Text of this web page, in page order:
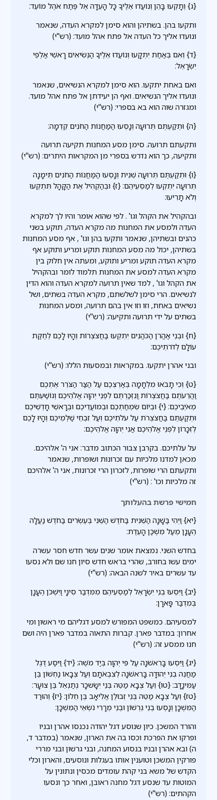
{ג} וְתָקְעוּ בָּהֵן וְנוֹעֲדוּ אֵלֶיךָ כָּל הָעֵדָה אֶל פֶּתַח אֹהֶל מוֹעֵד:
ותקעו בהן. בשתיהן והוא סימן למקרא העדה, שנאמר
ונועדו אליך כל העדה אל פתח אהל מועד: (רש"י)
{ד} וְאִם בְּאַחַת יִתְקָעוּ וְנוֹעֲדוּ אֵלֶיךָ הַנְּשִׂיאִים רָאשֵׁי אַלְפֵי
יִשְׂרָאֵל:
ואם באחת יתקעו. הוא סימן למקרא הנשיאים, שנאמר
ונועדו אליך הנשיאים. ואף הן יעידתן אל פתח אהל מועד.
ומגזרה שוה הוא בא בספרי: (רש"י)
{ה} וּתְקַעְתֶּם תְּרוּעָה וְנָסְעוּ הַמַּחֲנוֹת הַחֹנִים קֵדְמָה:
ותקעתם תרועה. סימן מסע המחנות תקיעה תרועה
ותקיעה, כך הוא נדרש בספרי מן המקראות היתרים: (רש"י)
{ו} וּתְקַעְתֶּם תְּרוּעָה שֵׁנִית וְנָסְעוּ הַמַּחֲנוֹת הַחֹנִים תֵּימָנָה
תְּרוּעָה יִתְקְעוּ לְמַסְעֵיהֶם: {ז} וּבְהַקְהִיל אֶת הַקָּהָל תִּתְקְעוּ
וְלֹא תָרִיעוּ:
ובהקהיל את הקהל וגו' . לפי שהוא אומר והיו לך למקרא
העדה ולמסע את המחנות מה מקרא העדה, תוקע בשני
כהנים ובשתיהן, שנאמר ותקעו בהן וגו' , אף מסע המחנות
בשתיהן, יכול מה מסע המחנות תוקע ומריע ותוקע אף
מקרא העדה תוקע ומריע ותוקע, ומעתה אין חלוק בין
מקרא העדה למסע את המחנות תלמוד לומר ובהקהיל
את הקהל וגו' , למד שאין תרועה למקרא העדה והוא הדין
לנשיאים. הרי סימן לשלשתם, מקרא העדה בשתים, ושל
נשיאים באחת, וזו וזו אין בהם תרועה, ומסע המחנות
בשתים על ידי תרועה ותקיעה: (רש"י)
{ח} וּבְנֵי אַהֲרֹן הַכֹּהֲנִים יִתְקְעוּ בַּחֲצֹצְרוֹת וְהָיוּ לָכֶם לְחֻקַּת
עוֹלָם לְדֹרֹתֵיכֶם:
ובני אהרן יתקעו. במקראות ובמסעות הללו: (רש"י)
{ט} וְכִי תָבֹאוּ מִלְחָמָה בְּאַרְצְכֶם עַל הַצַּר הַצֹּרֵר אֶתְכֶם
וַהֲרֵעֹתֶם בַּחֲצֹצְרוֹת וֲנִזְכַּרְתֶּם לִפְנֵי יְהוָה אֱלֹהֵיכֶם וְנוֹשַׁעְתֶּם
מֵאֹיְבֵיכֶם: {י} וּבְיוֹם שִׂמְחַתְכֶם וּבְמוֹעֲדֵיכֶם וּבְרָאשֵׁי חָדְשֵׁיכֶם
וּתְקַעְתֶּם בַּחֲצֹצְרֹת עַל עֹלֹתֵיכֶם וְעַל זִבְחֵי שַׁלְמֵיכֶם וְהָיוּ לָכֶם
לְזִכָּרוֹן לִפְנֵי אֱלֹהֵיכֶם אֲנִי יְהוָה אֱלֹהֵיכֶם:
על עלתיכם. בקרבן צבור הכתוב מדבר: אני ה' אלהיכם.
מכאן למדנו מלכיות עם זכרונות ושופרות, שנאמר
ותקעתם הרי שופרות, לזכרון הרי זכרונות, אני ה' אלהיכם
זה מלכיות וכו' : (רש"י)
חמישי פרשת בהעלותך
{יא} וַיְהִי בַּשָּׁנָה הַשֵּׁנִית בַּחֹדֶשׁ הַשֵּׁנִי בְּעֶשְׂרִים בַּחֹדֶשׁ נַעֲלָה
הֶעָנָן מֵעַל מִשְׁכַּן הָעֵדֻת:
בחדש השני. נמצאת אומר שנים עשר חדש חסר עשרה
ימים עשו בחורב, שהרי בראש חדש סיון חנו שם ולא נסעו
עד עשרים באיר לשנה הבאה: (רש"י)
{יב} וַיִּסְעוּ בְנֵי יִשְׂרָאֵל לְמַסְעֵיהֶם מִמִּדְבַּר סִינָי וַיִּשְׁכֹּן הֶעָנָן
בְּמִדְבַּר פָּארָן:
למסעיהם. כמשפט המפורש למסע דגליהם מי ראשון ומי
אחרון: במדבר פארן. קברות התאוה במדבר פארן היה ושם
חנו ממסע זה: (רש"י)
{יג} וַיִּסְעוּ בָּרִאשֹׁנָה עַל פִּי יְהוָה בְּיַד מֹשֶׁה: {יד} וַיִּסַּע דֶּגֶל
מַחֲנֵה בְנֵי יְהוּדָה בָּרִאשֹׁנָה לְצִבְאֹתָם וְעַל צְבָאוֹ נַחְשׁוֹן בֶּן
עַמִּינָדָב: {טו} וְעַל צְבָא מַטֵּה בְּנֵי יִשָׂשכָר נְתַנְאֵל בֶּן צוּעָר:
{טז} וְעַל צְבָא מַטֵּה בְּנֵי זְבוּלֻן אֱלִיאָב בֶּן חֵלוֹן: {יז} וְהוּרַד
הַמִּשְׁכָּן וְנָסְעוּ בְנֵי גֵרְשׁוֹן וּבְנֵי מְרָרִי נֹשְׂאֵי הַמִּשְׁכָּן:
והורד המשכן. כיון שנוסע דגל יהודה נכנסו אהרן ובניו
ופרקו את הפרכת וכסו בה את הארון, שנאמר (במדבר ד,
ה) ובא אהרן ובניו בנסוע המחנה, ובני גרשון ובני מררי
פורקין המשכן וטוענין אותו בעגלות ונוסעים, והארון וכלי
הקדש של משא בני קהת עומדים מכסין ונתונין על
המוטות עד שנסע דגל מחנה ראובן, ואחר כך ונסעו
הקהתים: (רש"י)